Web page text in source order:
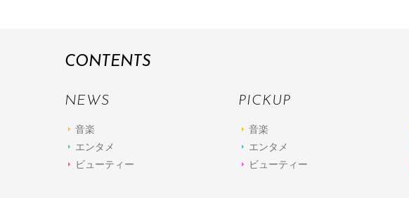
CONTENTS
NEWS
音楽
エンタメ
ビューティー
PICKUP
音楽
エンタメ
ビューティー